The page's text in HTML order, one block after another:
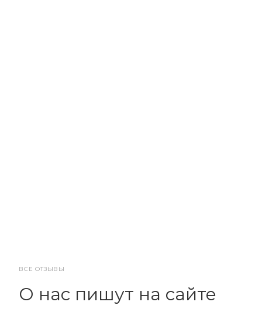
ВСЕ ОТЗЫВЫ
О нас пишут на сайте